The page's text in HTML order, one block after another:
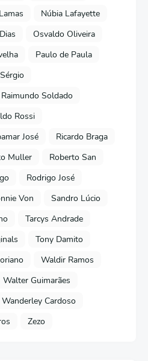
Núbia Lafayette
Osvaldo Oliveira
Paulo de Paula
Raimundo Soldado
Rossi
José
Ricardo Braga
Muller
Roberto San
Rodrigo José
Von
Sandro Lúcio
Tarcys Andrade
Tony Damito
Waldir Ramos
Walter Guimarães
Wanderley Cardoso
Zezo